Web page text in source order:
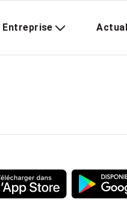
Entreprise